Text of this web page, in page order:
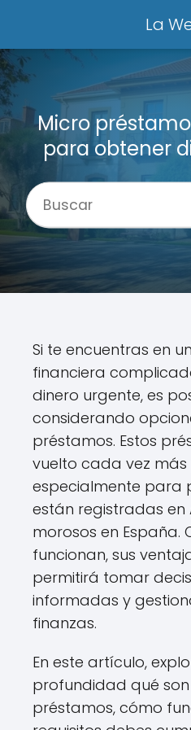
La
Micro
para obtener
Si te encuentras en
financiera
dinero urgente, es
considerando
préstamos. Estos
vuelto cada vez
especialmente para
están registradas en
morosos en
funcionan, sus
permitirá tomar
informadas y
finanzas.
En este artículo,
profundidad qué
préstamos, cómo